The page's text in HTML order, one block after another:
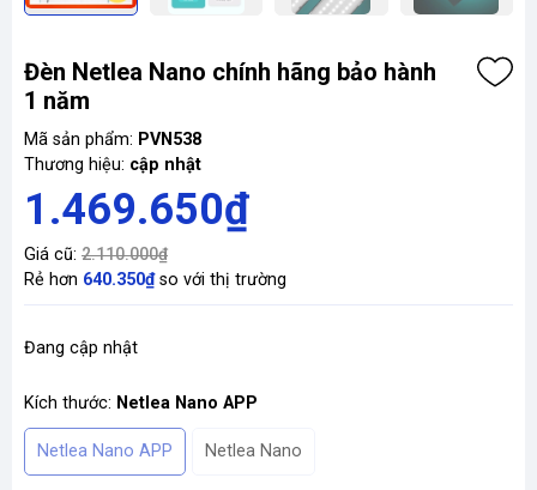
Đèn Netlea Nano chính hãng bảo hành
1 năm
Mã sản phẩm: PVN538
Thương hiệu: cập nhật
1.469.650₫
Giá cũ: 2.110.000₫
Rẻ hơn 640.350₫so với thị trường
Đang cập nhật
Kích thước: Netlea Nano APP
Netlea Nano APP Netlea Nano